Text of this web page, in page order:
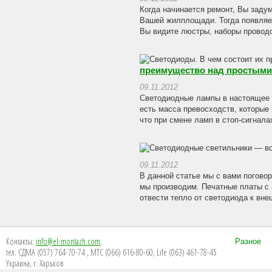
Когда начинается ремонт, Вы
Вашей жилплощади. Тогда
Вы видите люстры, наборы
преимущество над
09.11.2012
Светодиодные лампы в настоящее
есть масса превосходств,
что при смене ламп в стоп-
09.11.2012
В данной статье мы с вами
мы производим. Печатные платы с
отвести тепло от светодиода к
Контакты: info@el-montazh.com,
тел. СДМА (057) 764-70-74 , МТС (066) 616-80-60, Life (063) 461-78-45
Украина, г. Харьков
Разное